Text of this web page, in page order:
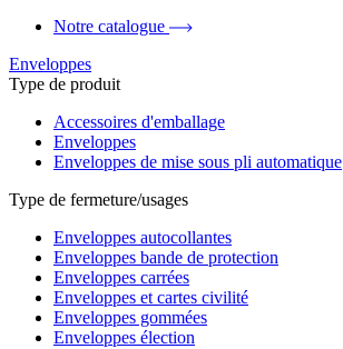
Notre catalogue
Enveloppes
Type de produit
Accessoires d'emballage
Enveloppes
Enveloppes de mise sous pli automatique
Type de fermeture/usages
Enveloppes autocollantes
Enveloppes bande de protection
Enveloppes carrées
Enveloppes et cartes civilité
Enveloppes gommées
Enveloppes élection